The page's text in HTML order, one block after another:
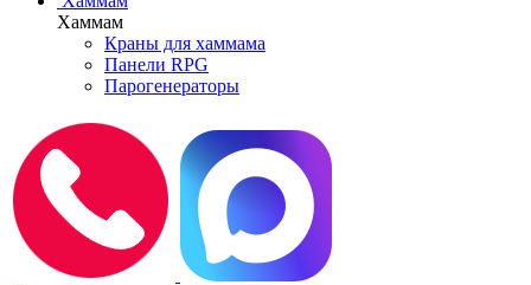
Хаммам
Краны для хаммама
Панели RPG
Парогенераторы